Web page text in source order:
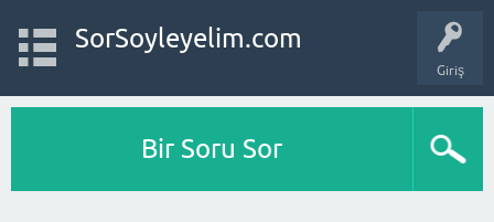
Giriş
SorSoyleyelim.com
Bir Soru Sor